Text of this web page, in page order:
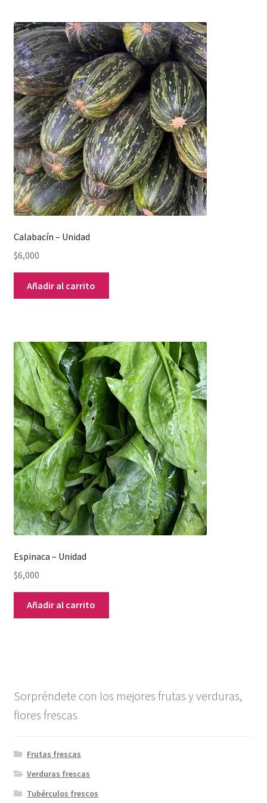
Calabacín – Unidad
$6,000
Añadir al carrito
Espinaca – Unidad
$6,000
Añadir al carrito
Sorpréndete con los mejores frutas y verduras,
flores frescas
Frutas frescas
Verduras frescas
Tubérculos frescos